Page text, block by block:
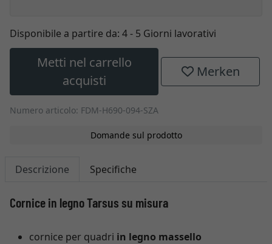
Disponibile a partire da: 4 - 5 Giorni lavorativi
Metti nel carrello
acquisti
Merken
Numero articolo: FDM-H690-094-SZA
Domande sul prodotto
Descrizione Specifiche
Cornice in legno Tarsus su misura
cornice per quadri in legno massello